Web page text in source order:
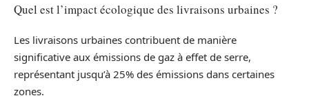
Quel est l’impact écologique des livraisons urbaines ?
Les livraisons urbaines contribuent de manière
significative aux émissions de gaz à effet de serre,
représentant jusqu’à 25% des émissions dans certaines
zones.